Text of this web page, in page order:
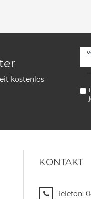
kostenlos
KONTAKT
Telefon: